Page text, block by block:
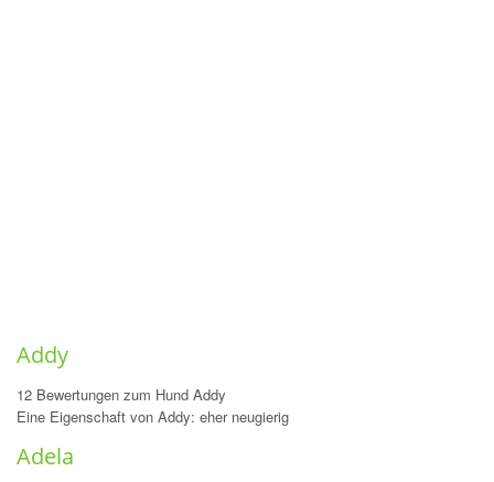
Addy
12 Bewertungen zum Hund Addy
Eine Eigenschaft von Addy: eher neugierig
Adela